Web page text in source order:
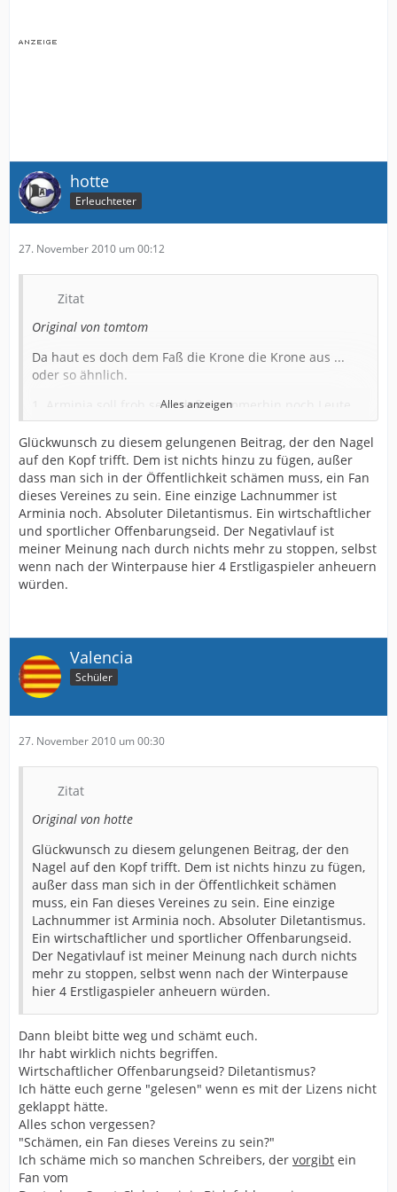
hotte
Erleuchteter
27. November 2010 um 00:12
Zitat
Original von tomtom
Da haut es doch dem Faß die Krone die Krone aus ...
oder so ähnlich.
1. Arminia soll froh sein, daß es immerhin noch Leute
gibt, die sich Bielefeld auf Sky anschauen (antun!)!
2. Sterbende deutsche Soldaten in Afghanistan oder
sostwo auf der Welt mit Unseren "Hobbykickern" zu
vergleichen ist schlichtweg PERVERS!
3. Über Erfolge Bielefelds zu prahlen? Welchen Erfolg
meinst Du?
Den Klassenerhalt 2009? .... Den direkten
Wiederaufstieg 2010? ... Die Haushaltskonsolidierung
der letzten Jahre? ... Die Platzierung im soliden
Mittelfeld in der aktuellen Saison? ... Die sensationellen
in den Skandal-70ern, der war übrigens ein Nachbar als
ich noch Kind war.
Seit 23 Jahren bin ich aus beruflichen Gründen Bremer
und nur Wochenend-Bielefelder, der all die Jahre den
Versuchungen von Werder widersagt hat. Da geht man
in den wenigen Stunden am Wochenende in BI auch
Jugendlichen ausgelacht für grandiose 1:8 oder 0:6
Erfolge in Bremen oder Dortmund, daß habe ich alles
wirklich "Feierabend"!
Für dieses grauenhafte Rumgestümpere auf dem Rasen
gebe ich kein Geld mehr aus, um es live anzusehen!
Nicht, daß mir Niederlagen gleichgültig wäre. Im
Gegenteil, gerade als ausgewanderter Bielefelder
möchte man auf seine Heimat stolz sein.
Aber irgendwann fragt man sich selbst: "Bist Du
eigentlich bescheuert? Du mußt für einen
Durchschnittsverdienst nicht nur hart arbeiten sondern
auch viele Unannehmlichkeiten in Kauf nehmen
(Wochenendpendler) und du trägst Dein sauer
verdientes Geld zu Besserverdienenden, die Deinen
Lieblingsverein ruinieren?" Und damit meine ich nicht
unsere Mannschaft! Die kann nichts dafür, daß sie
keinen Fußball spielen kann.
Also, nun mal langsam mit den vermutlich "jungen und
wilden Pferden"!
Vielleicht gibt es ältere Fans, die schon so Einiges
mitgemacht haben und Die einfach um sich selbst zu
schützen und eben weil sie in ihrem Leben schon so viel
Alles anzeigen
Glückwunsch zu diesem gelungenen Beitrag, der den Nagel
auf den Kopf trifft. Dem ist nichts hinzu zu fügen, außer
dass man sich in der Öffentlichkeit schämen muss, ein Fan
dieses Vereines zu sein. Eine einzige Lachnummer ist
Arminia noch. Absoluter Diletantismus. Ein wirtschaftlicher
und sportlicher Offenbarungseid. Der Negativlauf ist
meiner Meinung nach durch nichts mehr zu stoppen, selbst
wenn nach der Winterpause hier 4 Erstligaspieler anheuern
würden.
Valencia
Schüler
27. November 2010 um 00:30
Zitat
Original von hotte
Glückwunsch zu diesem gelungenen Beitrag, der den
Nagel auf den Kopf trifft. Dem ist nichts hinzu zu fügen,
außer dass man sich in der Öffentlichkeit schämen
muss, ein Fan dieses Vereines zu sein. Eine einzige
Lachnummer ist Arminia noch. Absoluter Diletantismus.
Ein wirtschaftlicher und sportlicher Offenbarungseid.
Der Negativlauf ist meiner Meinung nach durch nichts
mehr zu stoppen, selbst wenn nach der Winterpause
hier 4 Erstligaspieler anheuern würden.
Dann bleibt bitte weg und schämt euch.
Ihr habt wirklich nichts begriffen.
Wirtschaftlicher Offenbarungseid? Diletantismus?
Ich hätte euch gerne "gelesen" wenn es mit der Lizens nicht
geklappt hätte.
Alles schon vergessen?
"Schämen, ein Fan dieses Vereins zu sein?"
Ich schäme mich so manchen Schreibers, der vorgibt ein
Fan vom